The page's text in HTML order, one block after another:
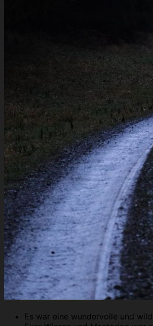
Es war eine wundervolle und